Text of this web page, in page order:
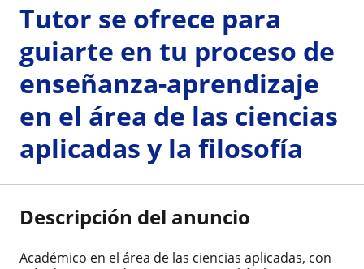
Tutor se ofrece para
guiarte en tu proceso de
enseñanza-aprendizaje
en el área de las ciencias
aplicadas y la filosofía
Descripción del anuncio
Académico en el área de las ciencias aplicadas, con